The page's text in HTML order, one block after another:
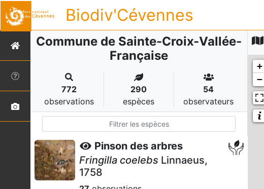
Biodiv'Cévennes
Commune de Sainte-Croix-Vallée-
Française
772
observations
290
espèces
54
observateurs
Pinson des arbres
Fringilla coelebs Linnaeus,
1758
+
−